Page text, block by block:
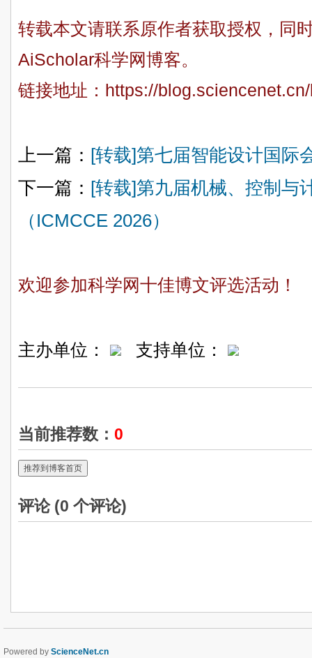
转载本文请联系原作者获取授权，同
AiScholar科学网博客。
链接地址： https://
上一篇： [转载]第七届智能设计国际
下一篇： [转载]第九届机械、控制与
（ICMCCE 2026）
欢迎参加科学网十佳博文评选活动！
主办单位： 支持单位：
当前推荐数： 0
推荐到博客首页
评论 (0 个评论)
Powered by ScienceNet.cn